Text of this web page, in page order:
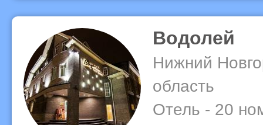
Водолей
Нижний
область
Отель - 20